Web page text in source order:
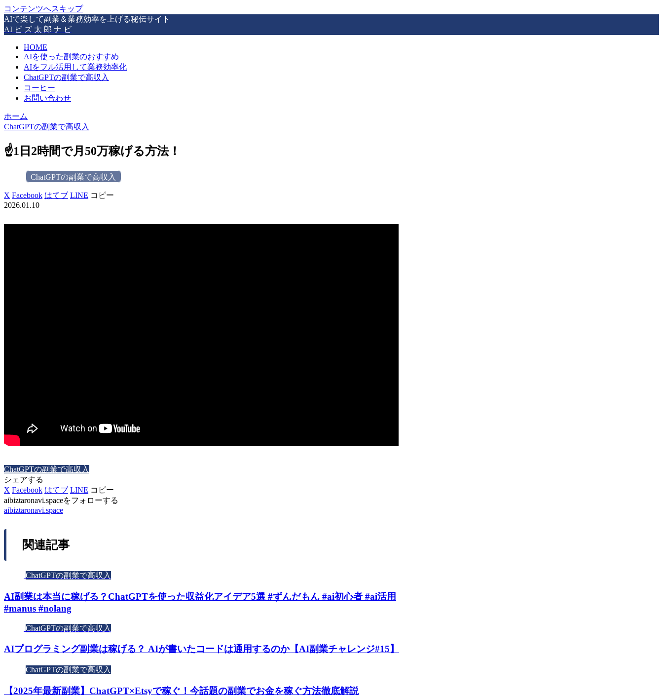
コンテンツへスキップ
AIで楽して副業＆業務効率を上げる秘伝サイト
AI ビ ズ 太 郎 ナ ビ
HOME
AIを使った副業のおすすめ
AIをフル活用して業務効率化
ChatGPTの副業で高収入
コーヒー
お問い合わせ
ホーム
ChatGPTの副業で高収入
☝️1日2時間で月50万稼げる方法！
ChatGPTの副業で高収入
X Facebook はてブ LINE コピー
2026.01.10
ChatGPTの副業で高収入
シェアする
X Facebook はてブ LINE コピー
aibiztaronavi.spaceをフォローする
aibiztaronavi.space
関連記事
ChatGPTの副業で高収入
AI副業は本当に稼げる？ChatGPTを使った収益化アイデア5選 #ずんだもん #ai初心者 #ai活用
#manus #nolang
ChatGPTの副業で高収入
AIプログラミング副業は稼げる？ AIが書いたコードは通用するのか【AI副業チャレンジ#15】
ChatGPTの副業で高収入
【2025年最新副業】ChatGPT×Etsyで稼ぐ！今話題の副業でお金を稼ぐ方法徹底解説